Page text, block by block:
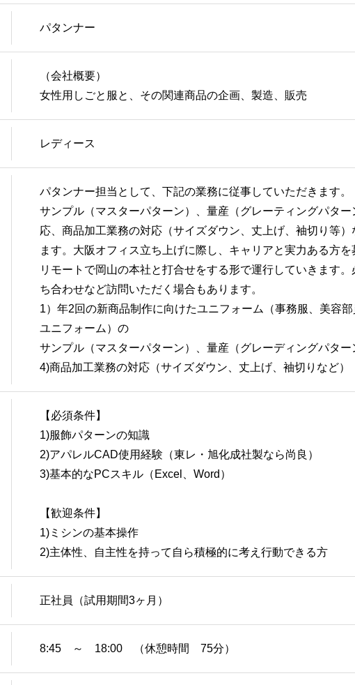
パタンナー
（会社概要）
女性用しごと服と、その関連商品の企画、製造、販売
レディース
パタンナー担当として、下記の業務に従事していただきます。
サンプル（マスターパターン）、量産（グレーティングパタ
応、商品加工業務の対応（サイズダウン、丈上げ、袖切り等
ます。大阪オフィス立ち上げに際し、キャリアと実力ある方を
リモートで岡山の本社と打合せをする形で運行していきます
ち合わせなど訪問いただく場合もあります。
1）年2回の新商品制作に向けたユニフォーム（事務服、美容
ユニフォーム）の
サンプル（マスターパターン）、量産（グレーディングパ
4)商品加工業務の対応（サイズダウン、丈上げ、袖切りなど）
【必須条件】
1)服飾パターンの知識
2)アパレルCAD使用経験（東レ・旭化成社製なら尚良）
3)基本的なPCスキル（Excel、Word）
【歓迎条件】
1)ミシンの基本操作
2)主体性、自主性を持って自ら積極的に考え行動できる方
正社員（試用期間3ヶ月）
8:45 ～ 18:00 （休憩時間 75分）